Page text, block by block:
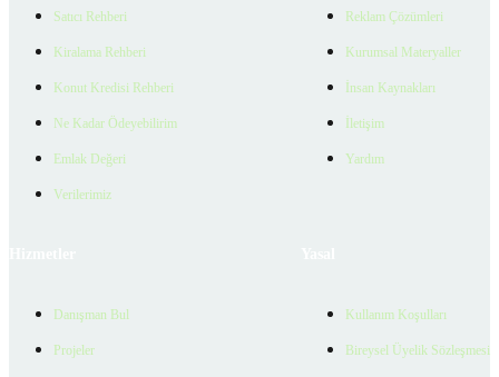
Satıcı Rehberi
Kiralama Rehberi
Konut Kredisi Rehberi
Ne Kadar Ödeyebilirim
Emlak Değeri
Verilerimiz
Reklam Çözümleri
Kurumsal Materyaller
İnsan Kaynakları
İletişim
Yardım
Danışman Bul
Projeler
Kullanım Koşulları
Bireysel Üyelik Sözleşmesi